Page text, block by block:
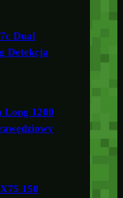
Dual
Detekcja
Long 1200
150